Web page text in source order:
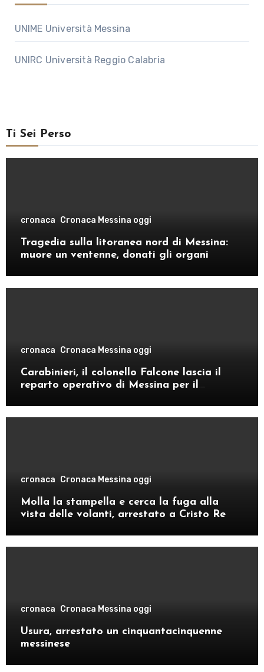
UNIME Università Messina
UNIRC Università Reggio Calabria
Ti Sei Perso
cronaca Cronaca Messina oggi
Tragedia sulla litoranea nord di Messina:
muore un ventenne, donati gli organi
cronaca Cronaca Messina oggi
Carabinieri, il colonello Falcone lascia il
reparto operativo di Messina per il
cronaca Cronaca Messina oggi
Molla la stampella e cerca la fuga alla
vista delle volanti, arrestato a Cristo Re
cronaca Cronaca Messina oggi
Usura, arrestato un cinquantacinquenne
messinese